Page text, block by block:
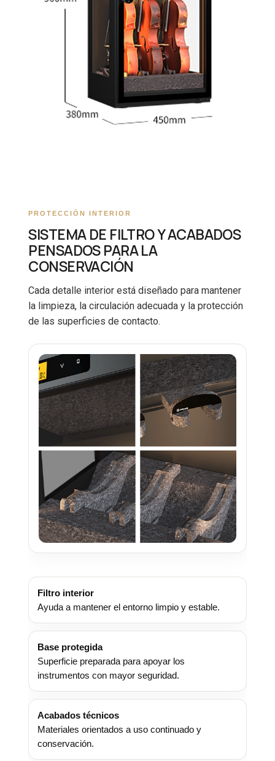
PROTECCIÓN INTERIOR
SISTEMA DE FILTRO Y ACABADOS
PENSADOS PARA LA
CONSERVACIÓN
Cada detalle interior está diseñado para mantener
la limpieza, la circulación adecuada y la protección
de las superficies de contacto.
Filtro interior
Ayuda a mantener el entorno limpio y estable.
Base protegida
Superficie preparada para apoyar los
instrumentos con mayor seguridad.
Acabados técnicos
Materiales orientados a uso continuado y
conservación.